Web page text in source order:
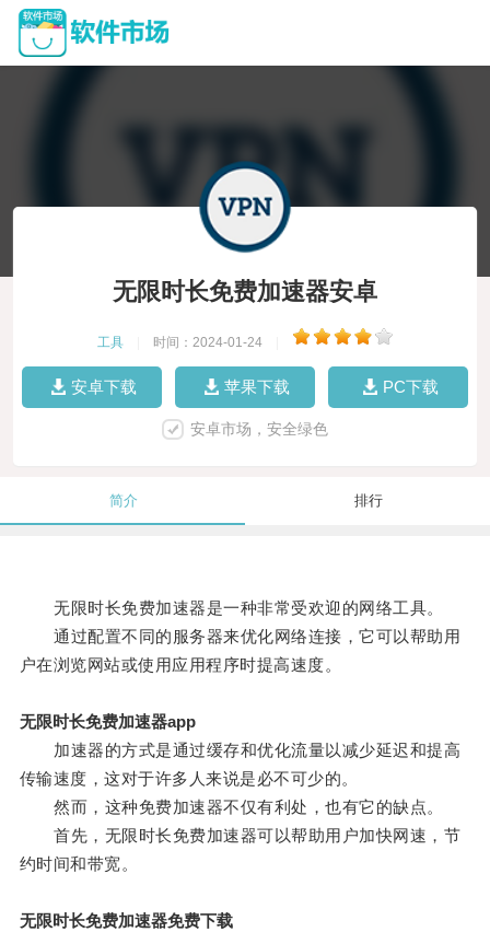
无限时长免费加速器安卓
工具 时间：2024-01-24
安卓下载 苹果下载 PC下载
安卓市场，安全绿色
简介 排行
无限时长免费加速器是一种非常受欢迎的网络工具。
通过配置不同的服务器来优化网络连接，它可以帮助用
户在浏览网站或使用应用程序时提高速度。
无限时长免费加速器app
加速器的方式是通过缓存和优化流量以减少延迟和提高
传输速度，这对于许多人来说是必不可少的。
然而，这种免费加速器不仅有利处，也有它的缺点。
首先，无限时长免费加速器可以帮助用户加快网速，节
约时间和带宽。
无限时长免费加速器免费下载